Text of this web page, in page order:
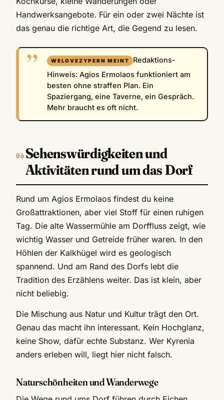
Handwerksangebote. Für ein oder zwei Nächte ist
das genau die richtige Art, die Gegend zu lesen.
Redaktions-
Hinweis: Agios Ermolaos funktioniert am
besten ohne straffen Plan. Ein
Spaziergang, eine Taverne, ein Gespräch.
Mehr braucht es oft nicht.
Sehenswürdigkeiten und
Aktivitäten rund um das Dorf
Rund um Agios Ermolaos findest du keine
Großattraktionen, aber viel Stoff für einen ruhigen
Tag. Die alte Wassermühle am Dorffluss zeigt, wie
wichtig Wasser und Getreide früher waren. In den
Höhlen der Kalkhügel wird es geologisch
spannend. Und am Rand des Dorfs lebt die
Tradition des Erzählens weiter. Das ist klein, aber
nicht beliebig.
Die Mischung aus Natur und Kultur trägt den Ort.
Genau das macht ihn interessant. Kein Hochglanz,
keine Show, dafür echte Substanz. Wer Kyrenia
anders erleben will, liegt hier nicht falsch.
Naturschönheiten und Wanderwege